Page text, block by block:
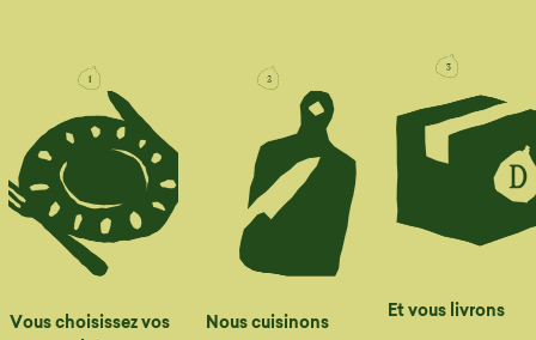
Vous choisissez vos
Nous cuisinons
Et vous livrons